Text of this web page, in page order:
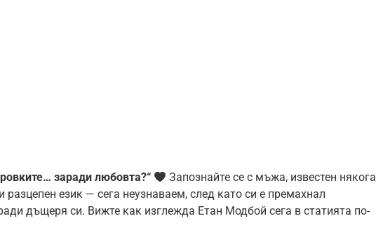
заради любовта?“
Запознайте се с мъжа, известен някога
разцепен език — сега неузнаваем, след като си е премахнал
дъщеря си. Вижте как изглежда Етан Модбой сега в статията по-